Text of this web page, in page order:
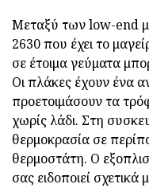
Μεταξύ των low-end
2630 που έχει το
σε έτοιμα γεύματα
Οι πλάκες έχουν ένα
προετοιμάσουν τα
χωρίς λάδι. Στη
θερμοκρασία σε
θερμοστάτη. Ο
σας ειδοποιεί